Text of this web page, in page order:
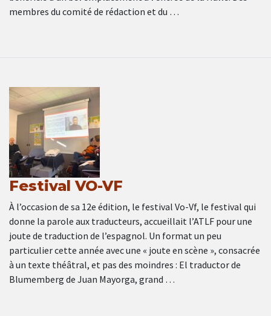
membres du comité de rédaction et du …
Festival VO-VF
À l’occasion de sa 12e édition, le festival Vo-Vf, le festival qui
donne la parole aux traducteurs, accueillait l’ATLF pour une
joute de traduction de l’espagnol. Un format un peu
particulier cette année avec une « joute en scène », consacrée
à un texte théâtral, et pas des moindres : El traductor de
Blumemberg de Juan Mayorga, grand …